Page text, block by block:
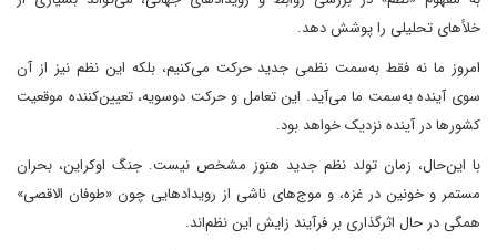
خلأهای تحلیلی را پوشش دهد.
امروز ما نه‌ فقط به‌سمت نظمی جدید حرکت می‌کنیم، بلکه این نظم نیز از آن
سوی آینده به‌سمت ما می‌آید. این تعامل و حرکت دوسویه، تعیین‌کننده موقعیت
کشورها در آینده نزدیک خواهد بود.
با این‌حال، زمان تولد نظم جدید هنوز مشخص نیست. جنگ اوکراین، بحران
مستمر و خونین در غزه، و موج‌های ناشی از رویدادهایی چون «طوفان الاقصی»
همگی در حال اثرگذاری بر فرآیند زایش این نظم‌اند.